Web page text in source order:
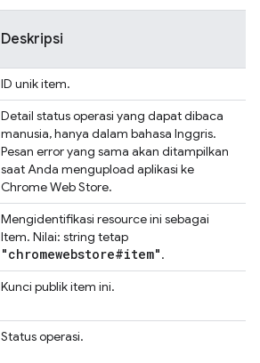
Deskripsi
ID unik item.
Detail status operasi yang dapat dibaca
manusia, hanya dalam bahasa Inggris.
Pesan error yang sama akan ditampilkan
saat Anda mengupload aplikasi ke
Chrome Web Store.
Mengidentifikasi resource ini sebagai
Item. Nilai: string tetap
"chromewebstore#item".
Kunci publik item ini.
Status operasi.